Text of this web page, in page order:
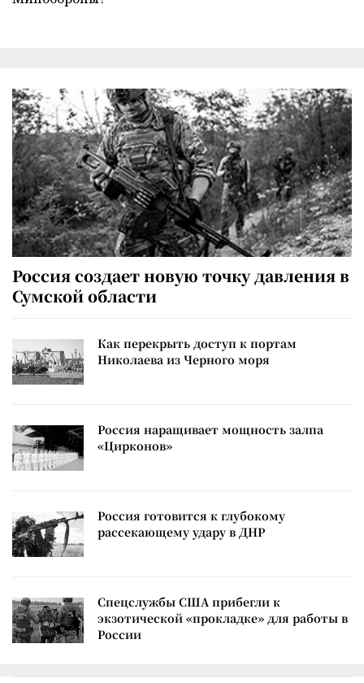
Россия создает новую точку давления в
Сумской области
Как перекрыть доступ к портам
Николаева из Черного моря
Россия наращивает мощность залпа
«Цирконов»
Россия готовится к глубокому
рассекающему удару в ДНР
Спецслужбы США прибегли к
экзотической «прокладке» для работы в
России